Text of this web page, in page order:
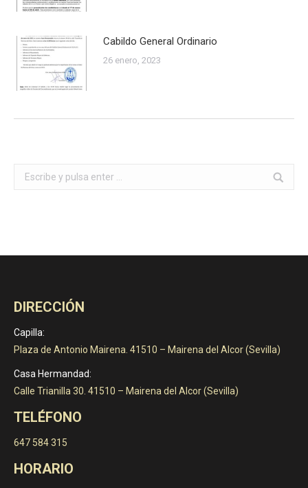
Cabildo General Ordinario
26 enero, 2023
Buscar:
DIRECCIÓN
Capilla:
Plaza de Antonio Mairena. 41510 – Mairena del Alcor (Sevilla)
Casa Hermandad:
Calle Trianilla 30. 41510 – Mairena del Alcor (Sevilla)
TELÉFONO
647 584 315
HORARIO